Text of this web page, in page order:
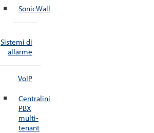
SonicWall
Sistemi di
allarme
VoIP
Centralini
PBX
multi-
tenant